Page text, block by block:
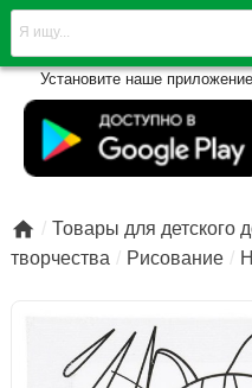
Установите наше
 Товары для детского
творчества
Рисование